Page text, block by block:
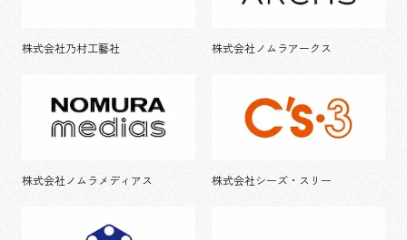
株式会社乃村工藝社 株式会社ノムラアークス
株式会社ノムラメディアス 株式会社シーズ・スリー